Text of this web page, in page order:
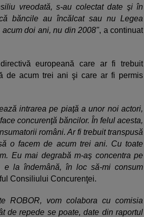
vreodată, s-au colectat date şi în
băncile au încălcat sau nu Legea
doi ani, nu din 2008", a continuat
europeană care ar fi trebuit
de acum trei ani şi care ar fi permis
intrarea pe piaţă a unor noi actori,
concurenţă băncilor. În felul acesta,
români. Ar fi trebuit transpusă
o facem de acum trei ani. Cu toate
Eu mai degrabă m-aş concentra pe
e la îndemână, în loc să-mi consum
Consiliului Concurenţei.
ROBOR, vom colabora cu comisia
de repede se poate, date din raportul